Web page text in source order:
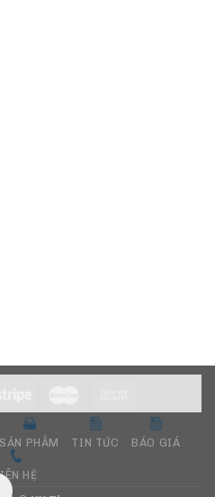
SẢN PHẨM TIN TỨC BÁO GIÁ
HỆ